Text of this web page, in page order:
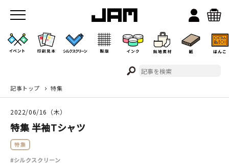
JAMのこと
お店/ワークスペース
記事トップ 特集
2022/06/16（木）
特集 半袖Tシャツ
特集
#シルクスクリーン